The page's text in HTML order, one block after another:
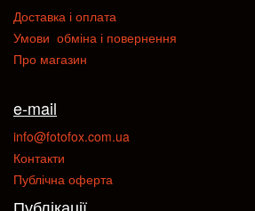
Доставка і оплата
Умови обміна і повернення
Про магазин
e-mail
info@fotofox.com.ua
Контакти
Публічна оферта